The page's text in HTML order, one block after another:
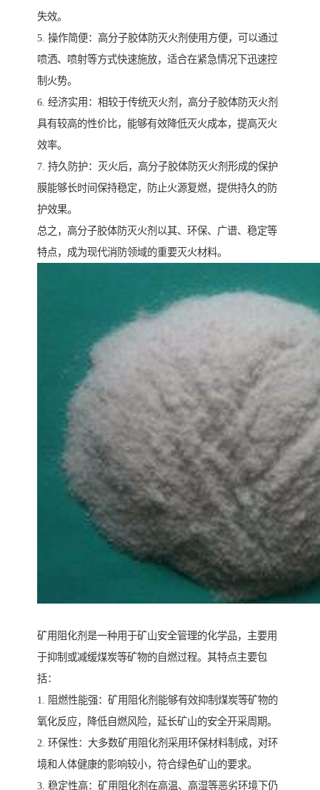
失效。
5. 操作简便：高分子胶体防灭火剂使用方便，可以通过
喷洒、喷射等方式快速施放，适合在紧急情况下迅速控
制火势。
6. 经济实用：相较于传统灭火剂，高分子胶体防灭火剂
具有较高的性价比，能够有效降低灭火成本，提高灭火
效率。
7. 持久防护：灭火后，高分子胶体防灭火剂形成的保护
膜能够长时间保持稳定，防止火源复燃，提供持久的防
护效果。
总之，高分子胶体防灭火剂以其、环保、广谱、稳定等
特点，成为现代消防领域的重要灭火材料。
矿用阻化剂是一种用于矿山安全管理的化学品，主要用
于抑制或减缓煤炭等矿物的自燃过程。其特点主要包
括：
1. 阻燃性能强：矿用阻化剂能够有效抑制煤炭等矿物的
氧化反应，降低自燃风险，延长矿山的安全开采周期。
2. 环保性：大多数矿用阻化剂采用环保材料制成，对环
境和人体健康的影响较小，符合绿色矿山的要求。
3. 稳定性高：矿用阻化剂在高温、高湿等恶劣环境下仍